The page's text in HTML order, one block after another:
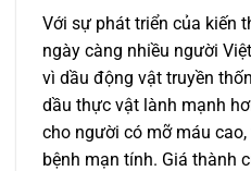
Với sự phát triển của kiến
ngày càng nhiều người
vì dầu động vật truyền
dầu thực vật lành mạnh
cho người có mỡ máu
bệnh mạn tính. Giá thành